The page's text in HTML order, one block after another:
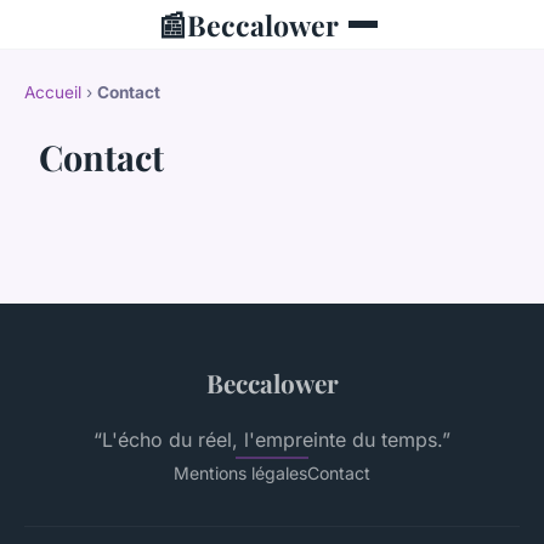
📰Beccalower
Accueil › Contact
Contact
Beccalower
“L'écho du réel, l'empreinte du temps.”
Mentions légalesContact